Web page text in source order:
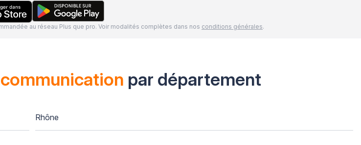
au réseau Plus que pro. Voir modalités complètes dans nos conditions générales.
par département
Rhône